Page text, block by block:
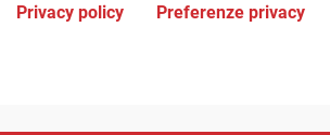
Privacy policy Preferenze privacy